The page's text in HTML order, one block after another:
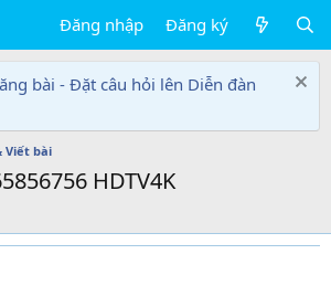
Đăng nhập Đăng ký
bài - Đặt câu hỏi lên Diễn đàn
Viết bài
HDTV4K